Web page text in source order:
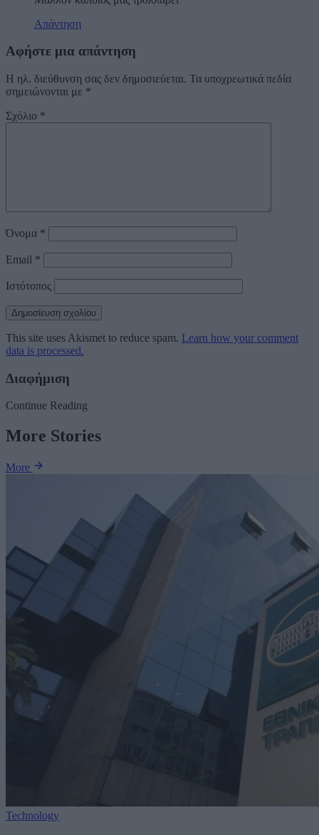
Απάντηση
Αφήστε μια απάντηση
Η ηλ. διεύθυνση σας δεν δημοσιεύεται. Τα υποχρεωτικά πεδία
σημειώνονται με *
Σχόλιο *
Όνομα *
Email *
Ιστότοπος
This site uses Akismet to reduce spam. Learn how your comment
data is processed.
Διαφήμιση
Continue Reading
More Stories
More
Technology